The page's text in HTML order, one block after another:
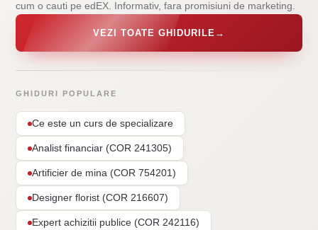
cum o cauti pe edEX. Informativ, fara promisiuni de marketing.
VEZI TOATE GHIDURILE →
GHIDURI POPULARE
Ce este un curs de specializare
Analist financiar (COR 241305)
Artificier de mina (COR 754201)
Designer florist (COR 216607)
Expert achizitii publice (COR 242116)